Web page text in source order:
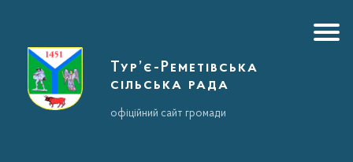
Тур’є-Реметівська
сільська рада
офіційний сайт громади